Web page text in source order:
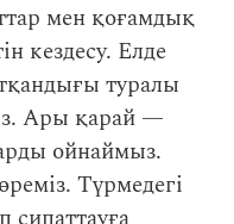
мен қоғамдық
кездесу. Елде
туралы
Ары қарай —
ойнаймыз.
Түрмедегі